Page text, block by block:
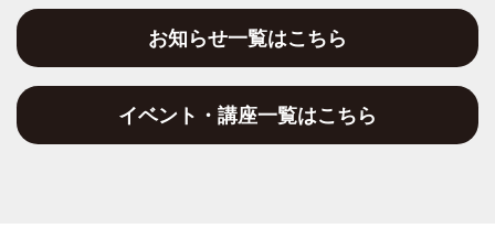
お知らせ一覧はこちら
イベント・講座一覧はこちら